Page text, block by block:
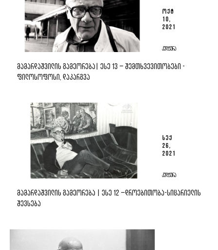
ᲝᲥᲢ
10,
2021
ᲙᲣᲚᲢᲣᲠᲐ
ᲛᲐᲛᲐᲠᲓᲐᲨᲕᲘᲚᲘᲡ ᲒᲐᲛᲔᲝᲠᲔᲑᲐ| ᲔᲡᲔ 13 – ᲨᲔᲛᲗᲮᲕᲔᲕᲘᲗᲝᲑᲔᲑᲘ -
ᲤᲘᲚᲝᲡᲝᲤᲝᲡᲘ, ᲓᲐᲙᲐᲠᲒᲕᲐ
ᲡᲔᲥ
26,
2021
ᲙᲣᲚᲢᲣᲠᲐ
ᲛᲐᲛᲐᲠᲓᲐᲨᲕᲘᲚᲘᲡ ᲒᲐᲛᲔᲝᲠᲔᲑᲐ | ᲔᲡᲔ 12 –ᲓᲠᲝᲔᲑᲘᲗᲝᲑᲐ-ᲡᲘᲪᲐᲠᲘᲔᲚᲘᲡ
ᲨᲔᲕᲡᲔᲑᲐ